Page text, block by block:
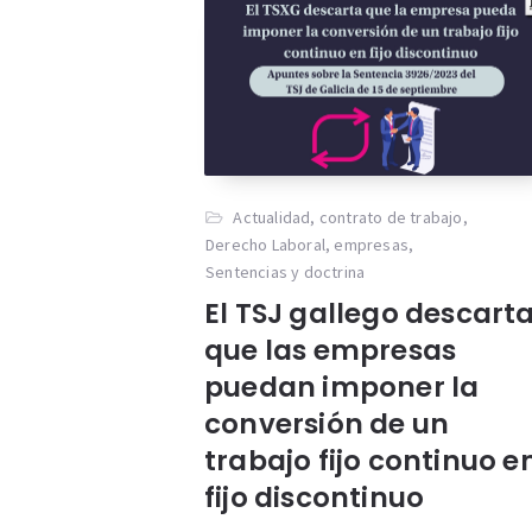
Actualidad, contrato de trabajo,
Derecho Laboral, empresas,
Sentencias y doctrina
El TSJ gallego
que las empresas
puedan imponer la
conversión de un
trabajo fijo continuo
fijo discontinuo